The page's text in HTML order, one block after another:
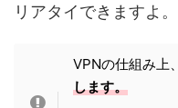
リアタイできますよ。
VPNの仕組み上、
します。